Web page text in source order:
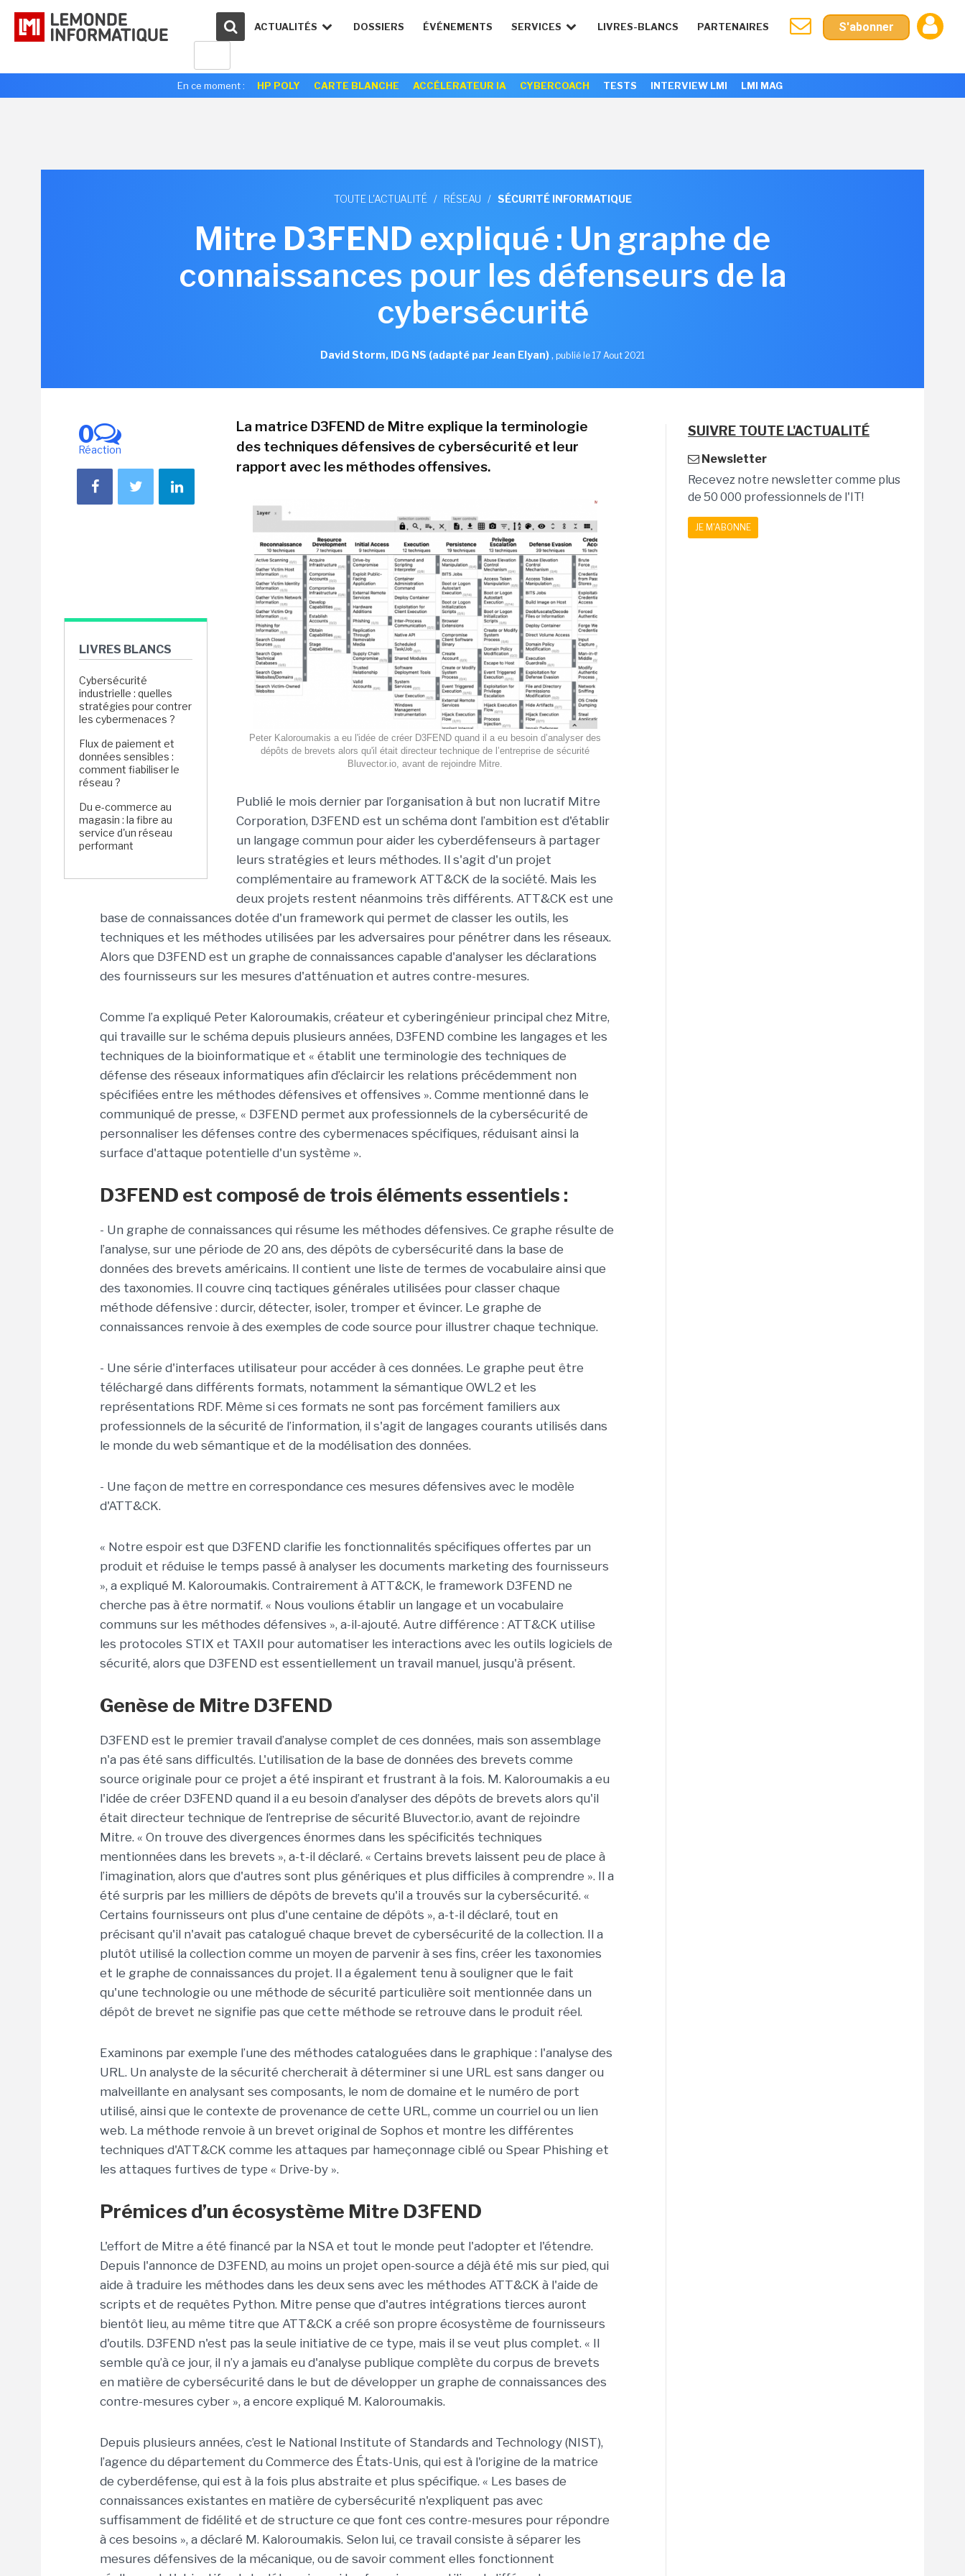
ACTUALITÉS DOSSIERS ÉVÉNEMENTS SERVICES LIVRES-BLANCS PARTENAIRES S'abonner
En ce moment : HP POLY CARTE BLANCHE ACCÉLERATEUR IA CYBERCOACH TESTS INTERVIEW LMI LMI MAG
TOUTE L'ACTUALITÉ / RÉSEAU / SÉCURITÉ INFORMATIQUE
Mitre D3FEND expliqué : Un graphe de
connaissances pour les défenseurs de la
cybersécurité
David Storm, IDG NS (adapté par Jean Elyan), publié le 17 Aout 2021
0
Réaction
LIVRES BLANCS
Cybersécurité
industrielle : quelles
stratégies pour contrer
les cybermenaces ?
Flux de paiement et
données sensibles :
comment fiabiliser le
réseau ?
Du e-commerce au
magasin : la fibre au
service d'un réseau
performant
La matrice D3FEND de Mitre explique la terminologie
des techniques défensives de cybersécurité et leur
rapport avec les méthodes offensives.
Peter Kaloroumakis a eu l'idée de créer D3FEND quand il a eu besoin d’analyser des
dépôts de brevets alors qu'il était directeur technique de l’entreprise de sécurité
Bluvector.io, avant de rejoindre Mitre.
Publié le mois dernier par l’organisation à but non lucratif Mitre
Corporation, D3FEND est un schéma dont l’ambition est d'établir
un langage commun pour aider les cyberdéfenseurs à partager
leurs stratégies et leurs méthodes. Il s'agit d'un projet
complémentaire au framework ATT&CK de la société. Mais les
deux projets restent néanmoins très différents. ATT&CK est une
base de connaissances dotée d'un framework qui permet de classer les outils, les
techniques et les méthodes utilisées par les adversaires pour pénétrer dans les réseaux.
Alors que D3FEND est un graphe de connaissances capable d'analyser les déclarations
des fournisseurs sur les mesures d'atténuation et autres contre-mesures.
Comme l’a expliqué Peter Kaloroumakis, créateur et cyberingénieur principal chez Mitre,
qui travaille sur le schéma depuis plusieurs années, D3FEND combine les langages et les
techniques de la bioinformatique et « établit une terminologie des techniques de
défense des réseaux informatiques afin d’éclaircir les relations précédemment non
spécifiées entre les méthodes défensives et offensives ». Comme mentionné dans le
communiqué de presse, « D3FEND permet aux professionnels de la cybersécurité de
personnaliser les défenses contre des cybermenaces spécifiques, réduisant ainsi la
surface d'attaque potentielle d'un système ».
D3FEND est composé de trois éléments essentiels :
- Un graphe de connaissances qui résume les méthodes défensives. Ce graphe résulte de
l’analyse, sur une période de 20 ans, des dépôts de cybersécurité dans la base de
données des brevets américains. Il contient une liste de termes de vocabulaire ainsi que
des taxonomies. Il couvre cinq tactiques générales utilisées pour classer chaque
méthode défensive : durcir, détecter, isoler, tromper et évincer. Le graphe de
connaissances renvoie à des exemples de code source pour illustrer chaque technique.
- Une série d'interfaces utilisateur pour accéder à ces données. Le graphe peut être
téléchargé dans différents formats, notamment la sémantique OWL2 et les
représentations RDF. Même si ces formats ne sont pas forcément familiers aux
professionnels de la sécurité de l’information, il s'agit de langages courants utilisés dans
le monde du web sémantique et de la modélisation des données.
- Une façon de mettre en correspondance ces mesures défensives avec le modèle
d'ATT&CK.
« Notre espoir est que D3FEND clarifie les fonctionnalités spécifiques offertes par un
produit et réduise le temps passé à analyser les documents marketing des fournisseurs
», a expliqué M. Kaloroumakis. Contrairement à ATT&CK, le framework D3FEND ne
cherche pas à être normatif. « Nous voulions établir un langage et un vocabulaire
communs sur les méthodes défensives », a-il-ajouté. Autre différence : ATT&CK utilise
les protocoles STIX et TAXII pour automatiser les interactions avec les outils logiciels de
sécurité, alors que D3FEND est essentiellement un travail manuel, jusqu'à présent.
Genèse de Mitre D3FEND
D3FEND est le premier travail d’analyse complet de ces données, mais son assemblage
n'a pas été sans difficultés. L'utilisation de la base de données des brevets comme
source originale pour ce projet a été inspirant et frustrant à la fois. M. Kaloroumakis a eu
l'idée de créer D3FEND quand il a eu besoin d’analyser des dépôts de brevets alors qu'il
était directeur technique de l’entreprise de sécurité Bluvector.io, avant de rejoindre
Mitre. « On trouve des divergences énormes dans les spécificités techniques
mentionnées dans les brevets », a-t-il déclaré. « Certains brevets laissent peu de place à
l’imagination, alors que d'autres sont plus génériques et plus difficiles à comprendre ». Il a
été surpris par les milliers de dépôts de brevets qu'il a trouvés sur la cybersécurité. «
Certains fournisseurs ont plus d'une centaine de dépôts », a-t-il déclaré, tout en
précisant qu'il n'avait pas catalogué chaque brevet de cybersécurité de la collection. Il a
plutôt utilisé la collection comme un moyen de parvenir à ses fins, créer les taxonomies
et le graphe de connaissances du projet. Il a également tenu à souligner que le fait
qu'une technologie ou une méthode de sécurité particulière soit mentionnée dans un
dépôt de brevet ne signifie pas que cette méthode se retrouve dans le produit réel.
Examinons par exemple l’une des méthodes cataloguées dans le graphique : l'analyse des
URL. Un analyste de la sécurité chercherait à déterminer si une URL est sans danger ou
malveillante en analysant ses composants, le nom de domaine et le numéro de port
utilisé, ainsi que le contexte de provenance de cette URL, comme un courriel ou un lien
web. La méthode renvoie à un brevet original de Sophos et montre les différentes
techniques d'ATT&CK comme les attaques par hameçonnage ciblé ou Spear Phishing et
les attaques furtives de type « Drive-by ».
Prémices d’un écosystème Mitre D3FEND
L'effort de Mitre a été financé par la NSA et tout le monde peut l'adopter et l'étendre.
Depuis l'annonce de D3FEND, au moins un projet open-source a déjà été mis sur pied, qui
aide à traduire les méthodes dans les deux sens avec les méthodes ATT&CK à l'aide de
scripts et de requêtes Python. Mitre pense que d'autres intégrations tierces auront
bientôt lieu, au même titre que ATT&CK a créé son propre écosystème de fournisseurs
d'outils. D3FEND n'est pas la seule initiative de ce type, mais il se veut plus complet. « Il
semble qu’à ce jour, il n’y a jamais eu d'analyse publique complète du corpus de brevets
en matière de cybersécurité dans le but de développer un graphe de connaissances des
contre-mesures cyber », a encore expliqué M. Kaloroumakis.
Depuis plusieurs années, c’est le National Institute of Standards and Technology (NIST),
l’agence du département du Commerce des États-Unis, qui est à l'origine de la matrice
de cyberdéfense, qui est à la fois plus abstraite et plus spécifique. « Les bases de
connaissances existantes en matière de cybersécurité n'expliquent pas avec
suffisamment de fidélité et de structure ce que font ces contre-mesures pour répondre
à ces besoins », a déclaré M. Kaloroumakis. Selon lui, ce travail consiste à séparer les
mesures défensives de la mécanique, ou de savoir comment elles fonctionnent
SUIVRE TOUTE L'ACTUALITÉ
Newsletter
Recevez notre newsletter comme plus
de 50 000 professionnels de l'IT!
JE M'ABONNE